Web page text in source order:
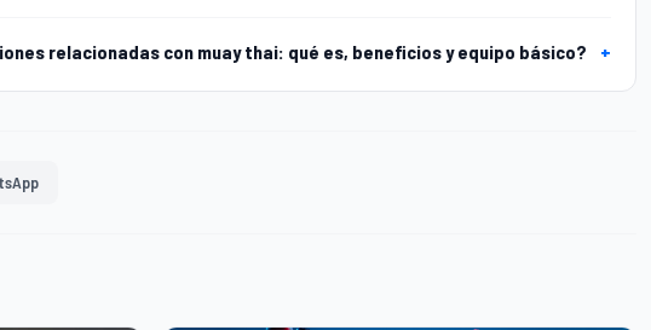
relacionadas con muay thai: qué es, beneficios y equipo básico? +